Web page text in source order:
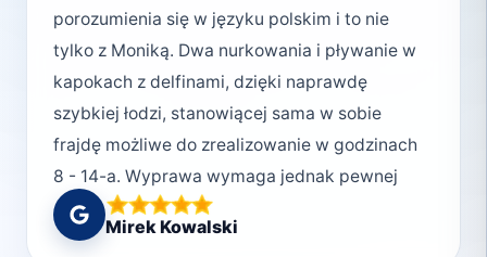
porozumienia się w języku polskim i to nie
tylko z Moniką. Dwa nurkowania i pływanie w
kapokach z delfinami, dzięki naprawdę
szybkiej łodzi, stanowiącej sama w sobie
frajdę możliwe do zrealizowanie w godzinach
8 - 14-a. Wyprawa wymaga jednak pewnej
kondycji fizycznej. Jeżeli ktoś prowadzi
wyłącznie siedzący tryb życia, może to być
Mirek Kowalski